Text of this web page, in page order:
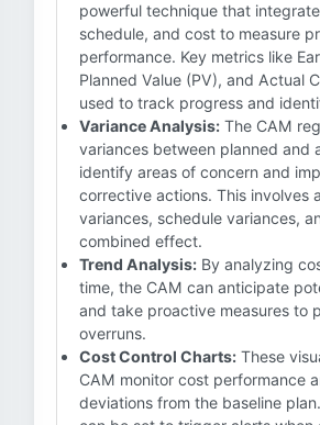
powerful technique that
schedule, and cost to measure
performance. Key metrics like
Planned Value (PV), and Actual
used to track progress and
Variance Analysis: The CAM
variances between planned and
identify areas of concern and
corrective actions. This involves
variances, schedule variances,
combined effect.
Trend Analysis: By analyzing
time, the CAM can anticipate
and take proactive measures to
overruns.
Cost Control Charts: These
CAM monitor cost performance
deviations from the baseline